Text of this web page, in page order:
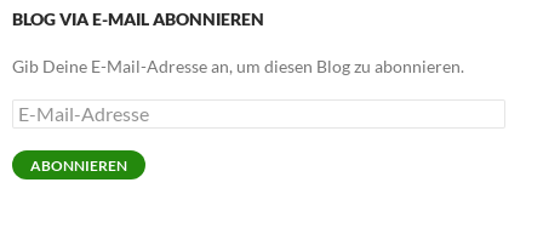
BLOG VIA E-MAIL ABONNIEREN
Gib Deine E-Mail-Adresse an, um diesen Blog zu abonnieren.
E-
Mail-
Adresse
ABONNIEREN